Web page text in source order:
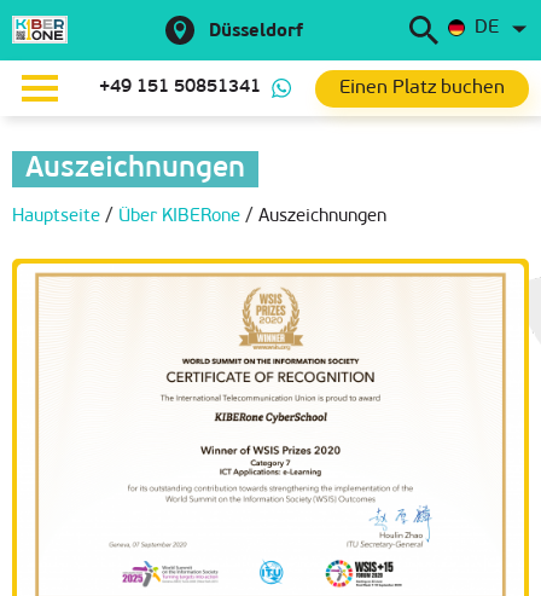
Düsseldorf DE
+49 151 50851341 Einen Platz buchen
Auszeichnungen
Hauptseite / Über KIBERone / Auszeichnungen